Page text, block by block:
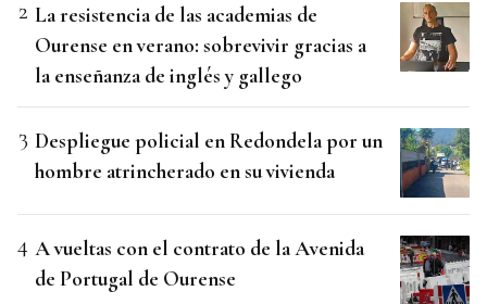
La resistencia de las academias de
Ourense en verano: sobrevivir gracias a
la enseñanza de inglés y gallego
Despliegue policial en Redondela por un
hombre atrincherado en su vivienda
A vueltas con el contrato de la Avenida
de Portugal de Ourense